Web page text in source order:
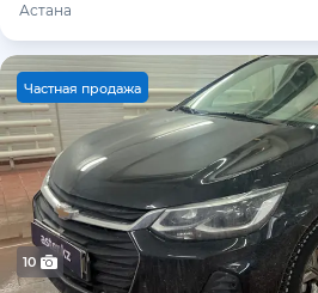
Астана
Частная продажа
10